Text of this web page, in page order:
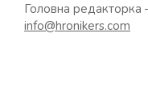
Головна
info@hronikers.com